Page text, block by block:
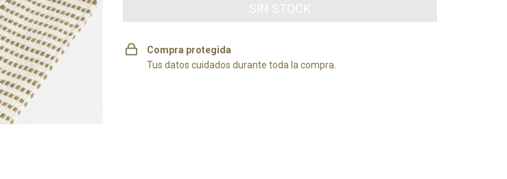
Compra protegida
Tus datos cuidados durante toda la compra.